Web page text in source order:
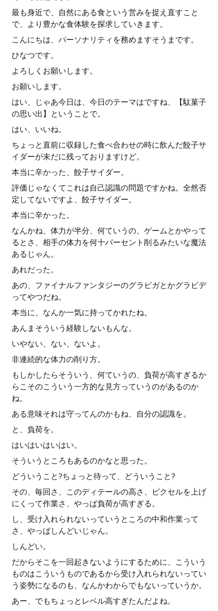
最も身近で、自然にある食という営みを捉え直すこと
で、より豊かな食体験を探求していきます。
こんにちは、パーソナリティを務めますそうまです。
ひなつです。
よろしくお願いします。
お願いします。
はい、じゃあ今日は、今日のテーマはですね、【駄菓子
の思い出】ということで。
はい、いいね。
ちょっと直前に収録した食べ合わせの時に飲んだ餃子サ
イダーが未だに残っておりますけど。
本当に辛かった、餃子サイダー。
評価じゃなくてこれは自己認識の問題ですかね。全然否
定してないですよ、餃子サイダー。
本当に辛かった。
なんかね、体力が半分、何ていうの、ゲームとかやって
るとさ、相手の体力を何十パーセント削るみたいな魔法
あるじゃん。
あれだった。
あの、ファイナルファンタジーのグラビガとかグラビデ
ってやつだね。
本当に、なんか一気に持ってかれたね。
あんまそういう経験しないもんな。
いやない、ない、ないよ。
非連続的な体力の削り方。
もしかしたらそういう、何ていうの、負荷が高すぎるか
らこそのこういう一方的な見方っていうのがあるのか
ね。
ある意味それは守ってんのかもね、自分の認識を。
と、負荷を。
はいはいはいはい。
そういうところもあるのかなと思った。
どういうこと?ちょっと待って、どういうこと?
その、毎回さ、このディテールの高さ、ピクセルを上げ
にくって作業さ、やっぱ負荷が高すぎる。
し、受け入れられないっていうところの中和作業って
さ、やっぱしんどいじゃん。
しんどい。
だからそこを一回起きないようにするために、こういう
ものはこういうものであるから受け入れられないってい
う姿勢になるのも、なんかわからでもないっていうか。
あー、でもちょっとレベル高すぎたんだよね。